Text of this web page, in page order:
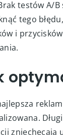
małe
do jednego
testów A/
i